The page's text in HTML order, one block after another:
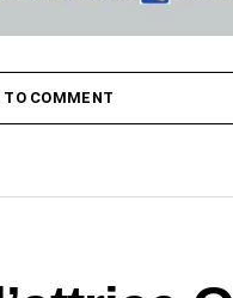
TO COMMENT